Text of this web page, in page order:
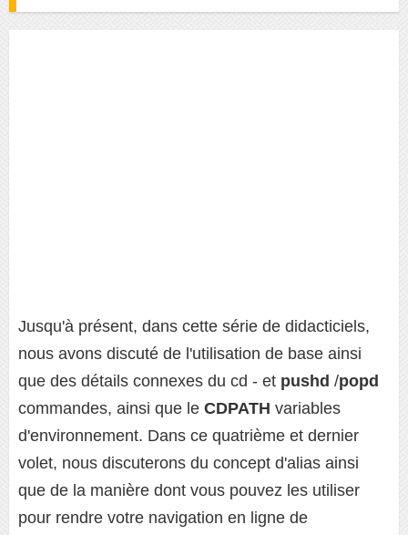
Jusqu'à présent, dans cette série de didacticiels,
nous avons discuté de l'utilisation de base ainsi
que des détails connexes du cd - et pushd /popd
commandes, ainsi que le CDPATH variables
d'environnement. Dans ce quatrième et dernier
volet, nous discuterons du concept d'alias ainsi
que de la manière dont vous pouvez les utiliser
pour rendre votre navigation en ligne de